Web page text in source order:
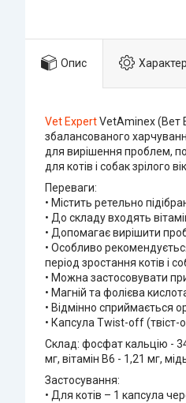
Опис
Vet ExpertVetAminex (Вет
збалансованого
для вирішення проблем,
для котів і собак зрілого
Переваги:
• Містить ретельно
• До складу входять
• Допомагає вирішити
• Особливо
період зростання котів і
• Можна застосовувати
• Магній та фолієва
• Відмінно сприймається
• Капсула Twist-off
Склад: фосфат кальцію -
мг, вітамін В6 - 1,21 мг,
Застосування:
• Для котів – 1 капсула